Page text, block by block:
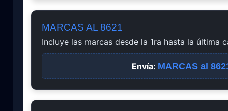
MARCAS AL 8621
Incluye las marcas desde la 1ra hasta la última
Envía: MARCAS al